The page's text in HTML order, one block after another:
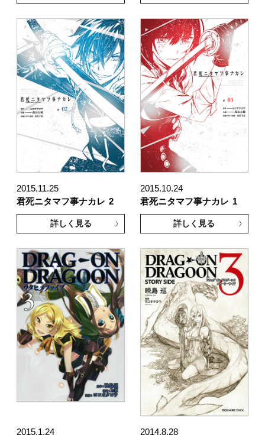
2015.11.25
君死ニタマフ事ナカレ 2
詳しく見る
2015.10.24
君死ニタマフ事ナカレ 1
詳しく見る
2015.1.24 2014.8.28